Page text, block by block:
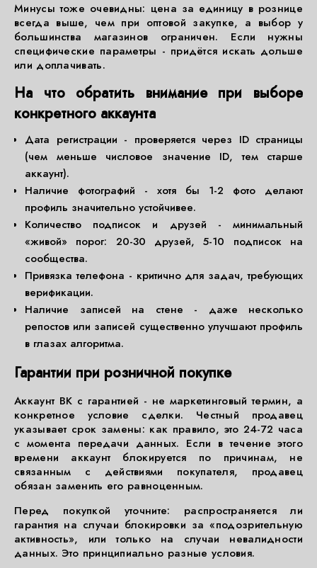
Минусы тоже очевидны: цена за единицу в рознице
всегда выше, чем при оптовой закупке, а выбор у
большинства магазинов ограничен. Если нужны
специфические параметры - придётся искать дольше
или доплачивать.
На что обратить внимание при выборе
конкретного аккаунта
Дата регистрации - проверяется через ID страницы
(чем меньше числовое значение ID, тем старше
аккаунт).
Наличие фотографий - хотя бы 1-2 фото делают
профиль значительно устойчивее.
Количество подписок и друзей - минимальный
«живой» порог: 20-30 друзей, 5-10 подписок на
сообщества.
Привязка телефона - критично для задач, требующих
верификации.
Наличие записей на стене - даже несколько
репостов или записей существенно улучшают профиль
в глазах алгоритма.
Гарантии при розничной покупке
Аккаунт ВК с гарантией - не маркетинговый термин, а
конкретное условие сделки. Честный продавец
указывает срок замены: как правило, это 24-72 часа
с момента передачи данных. Если в течение этого
времени аккаунт блокируется по причинам, не
связанным с действиями покупателя, продавец
обязан заменить его равноценным.
Перед покупкой уточните: распространяется ли
гарантия на случаи блокировки за «подозрительную
активность», или только на случаи невалидности
данных. Это принципиально разные условия.